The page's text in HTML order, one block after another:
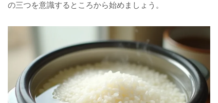
の三つを意識するところから始めましょう。